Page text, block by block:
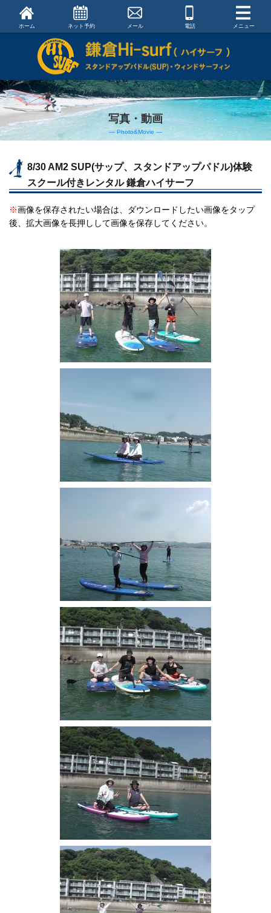
ホーム ネット予約 メール 電話 メニュー
写真・動画
― Photo&Movie ―
8/30 AM2 SUP(サップ、スタンドアップパドル)体験
スクール付きレンタル 鎌倉ハイサーフ
※画像を保存されたい場合は、ダウンロードしたい画像をタップ
後、拡大画像を長押しして画像を保存してください。